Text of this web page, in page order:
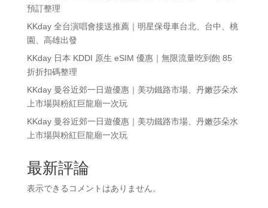
預訂整理
KKday 全台演唱會接送推薦｜明星保母車台北、台中、桃
園、高雄出發
KKday 日本 KDDI 原生 eSIM 優惠｜無限流量吃到飽 85
折折扣碼整理
KKday 曼谷近郊一日遊優惠｜美功鐵路市場、丹嫩莎朵水
上市場與粉紅巨龍廟一次玩
KKday 曼谷近郊一日遊優惠｜美功鐵路市場、丹嫩莎朵水
上市場與粉紅巨龍廟一次玩
最新評論
表示できるコメントはありません。